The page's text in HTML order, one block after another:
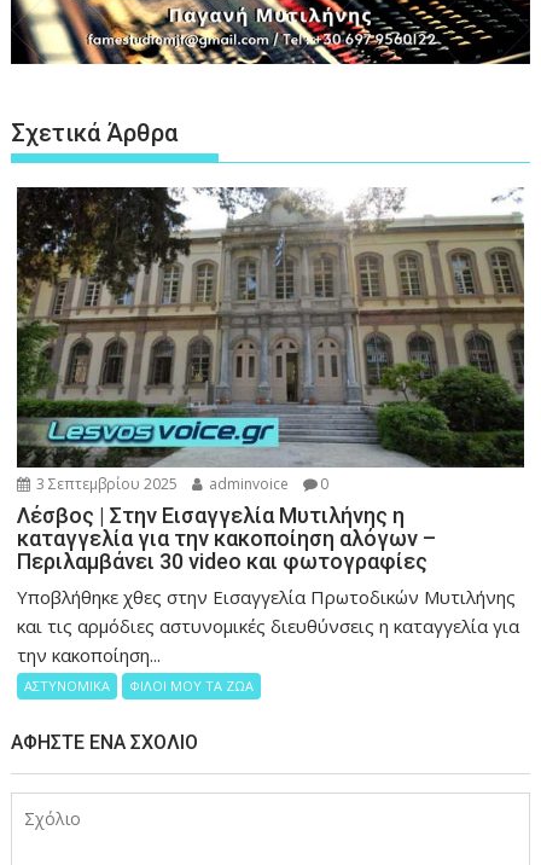
Σχετικά Άρθρα
3 Σεπτεμβρίου 2025 adminvoice 0
Λέσβος | Στην Εισαγγελία Μυτιλήνης η
καταγγελία για την κακοποίηση αλόγων –
Περιλαμβάνει 30 video και φωτογραφίες
Υποβλήθηκε χθες στην Εισαγγελία Πρωτοδικών Μυτιλήνης
και τις αρμόδιες αστυνομικές διευθύνσεις η καταγγελία για
την κακοποίηση...
ΑΣΤΥΝΟΜΙΚΑ ΦΙΛΟΙ ΜΟΥ ΤΑ ΖΩΑ
ΑΦΉΣΤΕ ΈΝΑ ΣΧΌΛΙΟ